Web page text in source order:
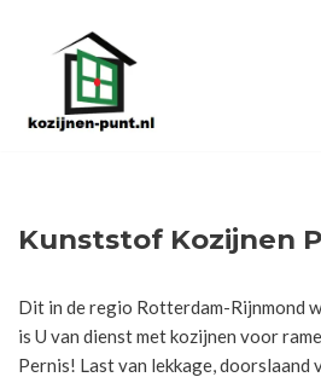
de
Kunststof Kozijnen
Dit in de regio Rotterdam-Rijnmond
is U van dienst met kozijnen voor
Pernis! Last van lekkage, doorslaand